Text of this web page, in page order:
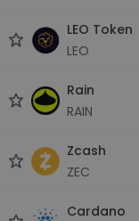
LEO Token
LEO
Rain
RAIN
Zcash
ZEC
Cardano